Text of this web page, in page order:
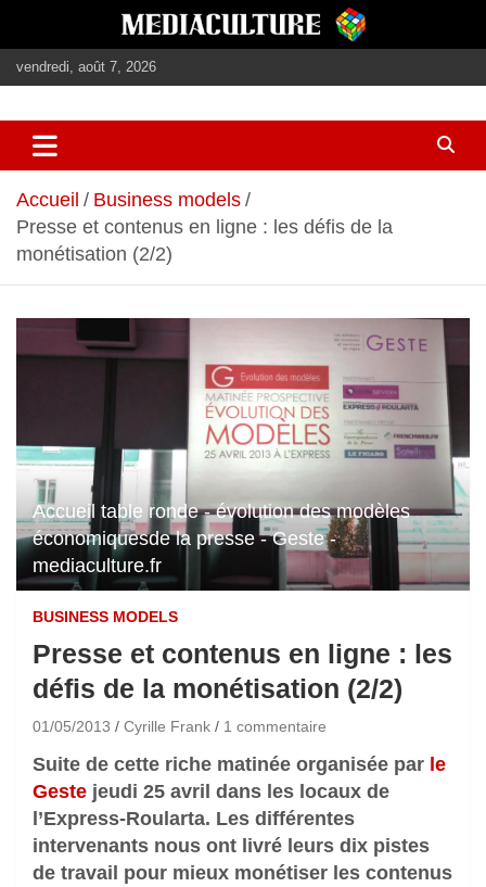
contenu
vendredi, août 7, 2026
mediaculture
Accueil
Business models
Presse et contenus en ligne : les défis de la
monétisation (2/2)
Accueil table ronde - évolution des modèles
économiquesde la presse - Geste -
mediaculture.fr
BUSINESS MODELS
Presse et contenus en ligne : les
défis de la monétisation (2/2)
01/05/2013 Cyrille Frank 1 commentaire
Suite de cette riche matinée organisée par le
Geste jeudi 25 avril dans les locaux de
l’Express-Roularta. Les différentes
intervenants nous ont livré leurs dix pistes
de travail pour mieux monétiser les contenus